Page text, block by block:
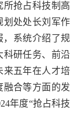
所抢占科技制高
划处处长刘军作
，系统介绍了规
科研任务、前沿
来五年在人才培
融合等方面的发
年度“抢占科技